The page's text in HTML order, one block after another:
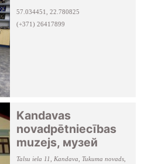
57.034451, 22.780825
(+371) 26417899
Kandavas
novadpētniecības
muzejs, музей
Talsu iela 11, Kandava, Tukuma novads,